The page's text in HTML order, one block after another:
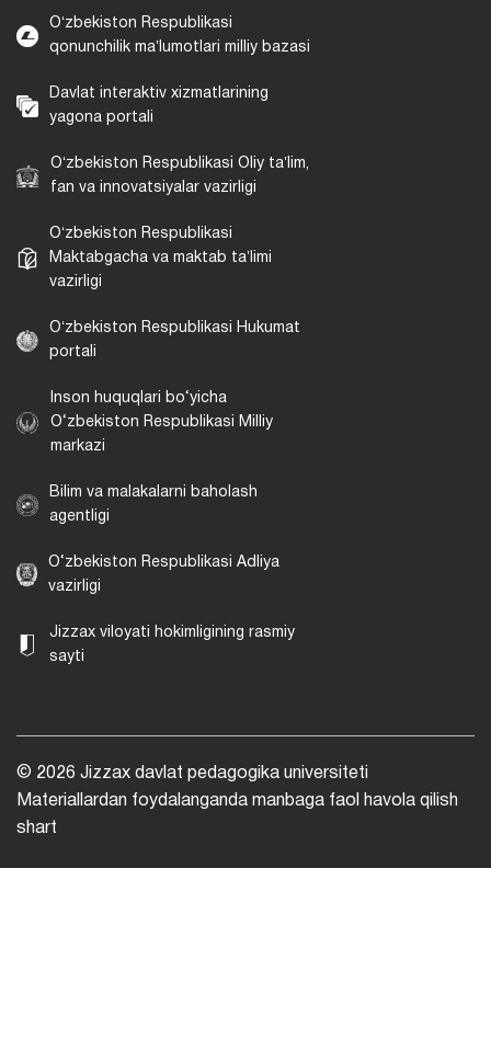
Oʻzbekiston Respublikasi
qonunchilik maʼlumotlari milliy bazasi
Davlat interaktiv xizmatlarining
yagona portali
Oʻzbekiston Respublikasi Oliy taʼlim,
fan va innovatsiyalar vazirligi
Oʻzbekiston Respublikasi
Maktabgacha va maktab taʼlimi
vazirligi
Oʻzbekiston Respublikasi Hukumat
portali
Inson huquqlari bo‘yicha
O‘zbekiston Respublikasi Milliy
markazi
Bilim va malakalarni baholash
agentligi
O‘zbekiston Respublikasi Adliya
vazirligi
Jizzax viloyati hokimligining rasmiy
sayti
© 2026 Jizzax davlat pedagogika universiteti
Materiallardan foydalanganda manbaga faol havola qilish
shart